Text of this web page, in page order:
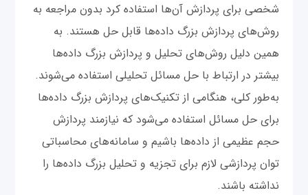
شخصی برای پردازش آن‌ها استفاده کرد بدون مراجعه به
روش‌های پردازش بزرگ داده‌ها قابل حل هستند. به
همین دلیل روش‌های تحلیل و پردازش بزرگ داده‌ها
بیشتر در ارتباط با حل مسائل تحلیلی استفاده می‌شوند.
به‌طور کلی، هنگامی از تکنیک‌های پردازش بزرگ داده‌ها
برای حل مسائل استفاده می‌شود که نیازمند پردازش
حجم عظیمی از داده‌ها باشیم و سامانه‌های محاسباتی
توان پردازشی لازم برای تجزیه و تحلیل بزرگ داده‌ها را
نداشته باشند.